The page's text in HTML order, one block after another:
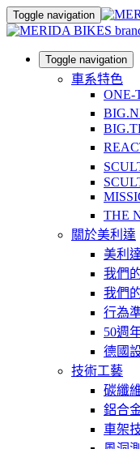
Toggle navigation
Toggle navigation
車系特色
ONE-
THE
關於美利達
美利
我們
我們
行為
50週
德國
技術工藝
碳纖
鋁合
車架